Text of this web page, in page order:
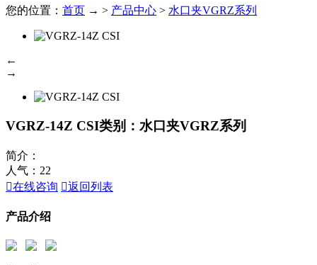
您的位置： 首页 → > 产品中心 > 水口夹VGRZ系列
←
→
VGRZ-14Z CSI类别：水口夹VGRZ系列
简介：
人气： 22
在线咨询 返回列表
产品介绍